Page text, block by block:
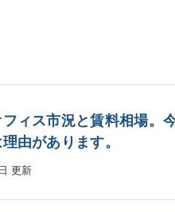
ィス市況と賃料相場。
由があります。
更新